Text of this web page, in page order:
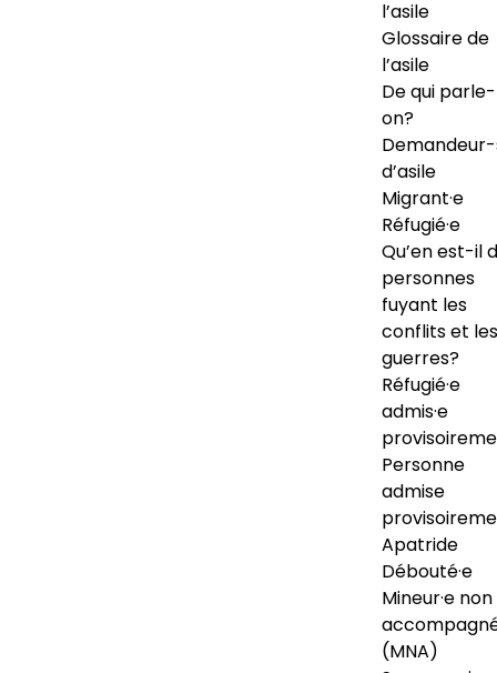
l’asile
Glossaire de
l’asile
De qui
on?
d’asile
Migrant·e
Réfugié·e
Qu’en est-il
personnes
fuyant les
conflits et les
guerres?
Réfugié·e
admis·e
Personne
admise
Apatride
Débouté·e
Mineur·e non
(MNA)